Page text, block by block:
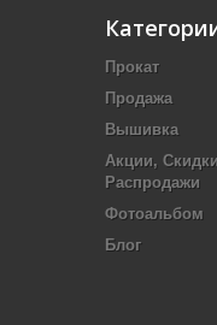
Прокат
Продажа
Вышивка
Акции,
Распродажи
Фотоальбом
Блог